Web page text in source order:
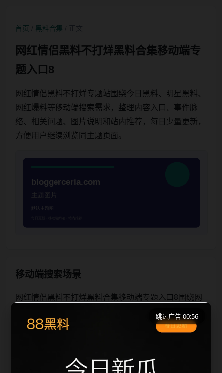
首页 黑料合集
网红情侣黑料不打烊黑料合集移动端专
题入口8
网红情侣黑料不打烊专题站围绕今日黑料、明星黑料、
网红爆料等移动端搜索需求，整理内容入口、事件脉
络、相关问题、图片说明和站内推荐，每日少量更新，
方便用户继续浏览同主题页面。
移动端搜索场景
网红情侣黑料不打烊黑料合集移动端专题入口8围绕网
览习惯整理标题、描述、图片和站内推荐。用户进入页
览。本页强调内容归集和主题一致性，避免无关关键词
跳过广告 00:55